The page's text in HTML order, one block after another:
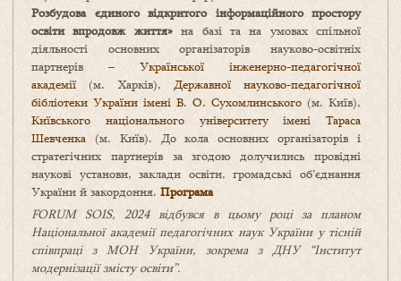
Розбудова єдиного відкритого інформаційного простору
освіти впродовж життя»на базі та на умовах спільної
діяльності основних організаторів науково-освітніх
партнерів – Української інженерно-педагогічної
академії (м. Харків), Державної науково-педагогічної
бібліотеки України імені В. О. Сухомлинського (м. Київ),
Київського національного університету імені Тараса
Шевченка (м. Київ). До кола основних організаторів і
стратегічних партнерів за згодою долучились провідні
наукові установи, заклади освіти, громадські об’єднання
України й закордоння. Програма
FORUM SOIS, 2024 відбувся в цьому році за планом
Національної академії педагогічних наук України у тісній
співпраці з МОН України, зокрема з ДНУ “Інститут
модернізації змісту освіти”.